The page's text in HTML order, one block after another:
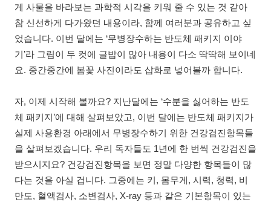
게 사물을 바라보는 과학적 시각을 키워 줄 수 있는 것 같아
참 신선하게 다가왔던 내용이라, 함께 여러분과 공유하고 싶
었습니다. 이번 달에는 ‘무병장수하는 반도체 패키지 이야
기’라 그림이 두 컷에 글밥이 많아 내용이 다소 딱딱해 보이네
요. 중간중간에 봄꽃 사진이라도 삽화로 넣어볼까 합니다.
자, 이제 시작해 볼까요? 지난달에는 ‘수분을 싫어하는 반도
체 패키지’에 대해 살펴보았고, 이번 달에는 반도체 패키지가
실제 사용환경 아래에서 무병장수하기 위한 건강검진항목들
을 살펴보겠습니다. 우리 독자들도 1년에 한 번씩 건강검진을
받으시지요? 건강검진항목을 보면 정말 다양한 항목들이 많
다는 것을 아실 겁니다. 그중에는 키, 몸무게, 시력, 청력, 비
만도, 혈액검사, 소변검사, X-ray 등과 같은 기본항목이 있는